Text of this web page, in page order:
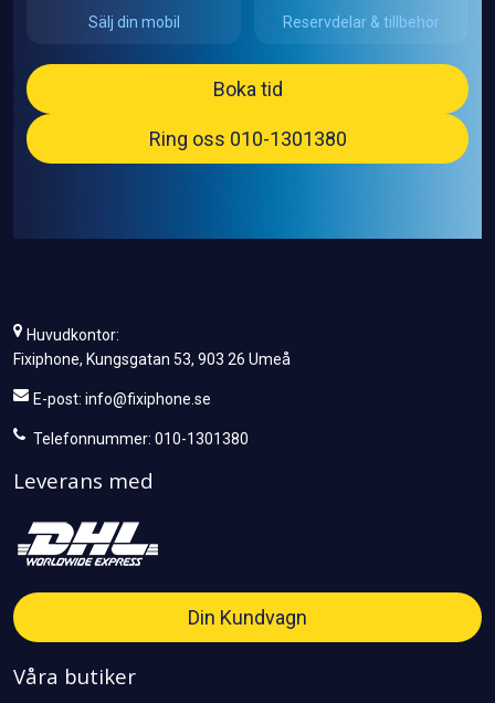
Sälj din mobil Reservdelar & tillbehör
Boka tid
Ring oss 010-1301380
Huvudkontor:
Fixiphone, Kungsgatan 53, 903 26 Umeå
E-post: info@fixiphone.se
Telefonnummer: 010-1301380
Leverans med
Din Kundvagn
Våra butiker